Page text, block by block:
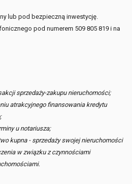
lub pod bezpieczną inwestycję.
pod numerem 509 805 819 i na
sprzedaży-zakupu nieruchomości;
atrakcyjnego finansowania kredytu
u notariusza;
kupna - sprzedaży swojej nieruchomości
w związku z czynnościami